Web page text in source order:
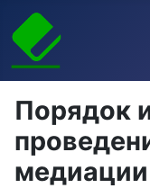
Порядок
медиации